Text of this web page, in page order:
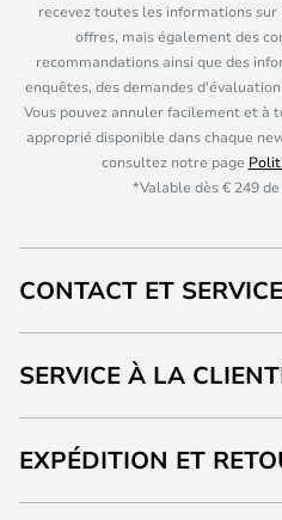
recevez toutes les informations
offres, mais également des
recommandations ainsi que des
enquêtes, des demandes
Vous pouvez annuler facilement et à
approprié disponible dans chaque
consultez notre page
*Valable dès € 249
CONTACT ET SERVICE
SERVICE À LA
EXPÉDITION ET